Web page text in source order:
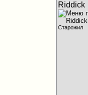
Riddick
Старожил